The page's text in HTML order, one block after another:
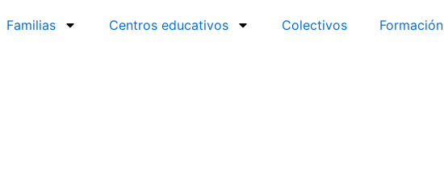
Familias Centros educativos Colectivos Formación